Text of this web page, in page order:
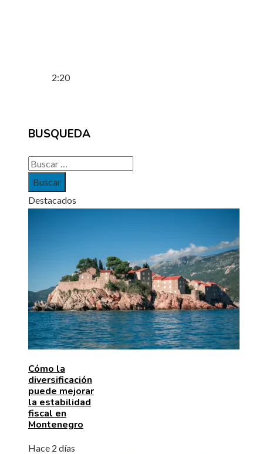
2:20
BUSQUEDA
Buscar:
Destacados
Cómo la
diversificación
puede mejorar
la estabilidad
fiscal en
Montenegro
Hace 2 días